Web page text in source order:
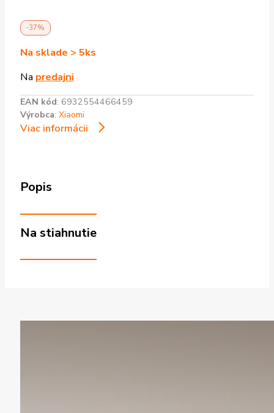
-37%
Na sklade > 5ks
Na predajni
EAN kód: 6932554466459
Výrobca: Xiaomi
Viac informácii
Popis
Na stiahnutie